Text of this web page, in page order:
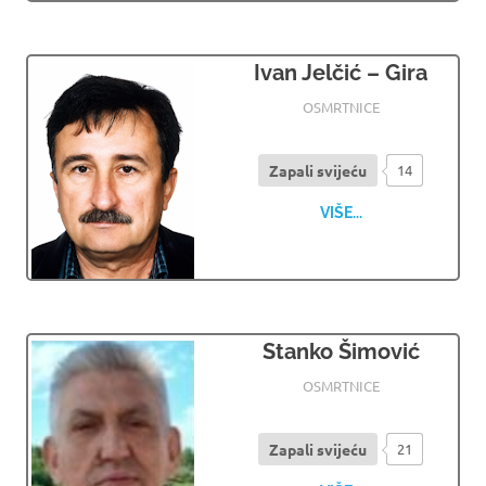
Ivan Jelčić – Gira
06.07.2026
OSMRTNICE LJUBUSKI
OSMRTNICE
Zapali svijeću 14
VIŠE...
Stanko Šimović
06.07.2026
OSMRTNICE LJUBUSKI
OSMRTNICE
Zapali svijeću 21